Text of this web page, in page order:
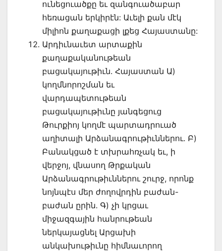
ունեցուածքը եւ զանգուածաբար
հեռացան երկիրէն: Աւելի քան մէկ
միլիոն քաղաքացի լքեց Հայաստանը:
Արդիւնաւետ արտաքին
քաղաքականութեան
բացակայութիւն. Հայաստան Ա)
կողմնորոշման եւ
վարդապետութեան
բացակայութիւնը յանգեցուց
Թուրքիոյ կողմէ պարտադրուած
աղիտալի Արձանագրութիւններու. Բ)
Բանակցած է տխրահռչակ եւ, ի
վերջոյ, վնասող Թրքական
Արձանագրութիւններու շուրջ, որոնք
նոյնպէս մեր ժողովրդին բաժան-
բաժան ըրին. Գ) չի կրցաւ
միջազգային հանրութեան
ներկայացնել Արցախի
անկախութիւնը հիմնաւորող